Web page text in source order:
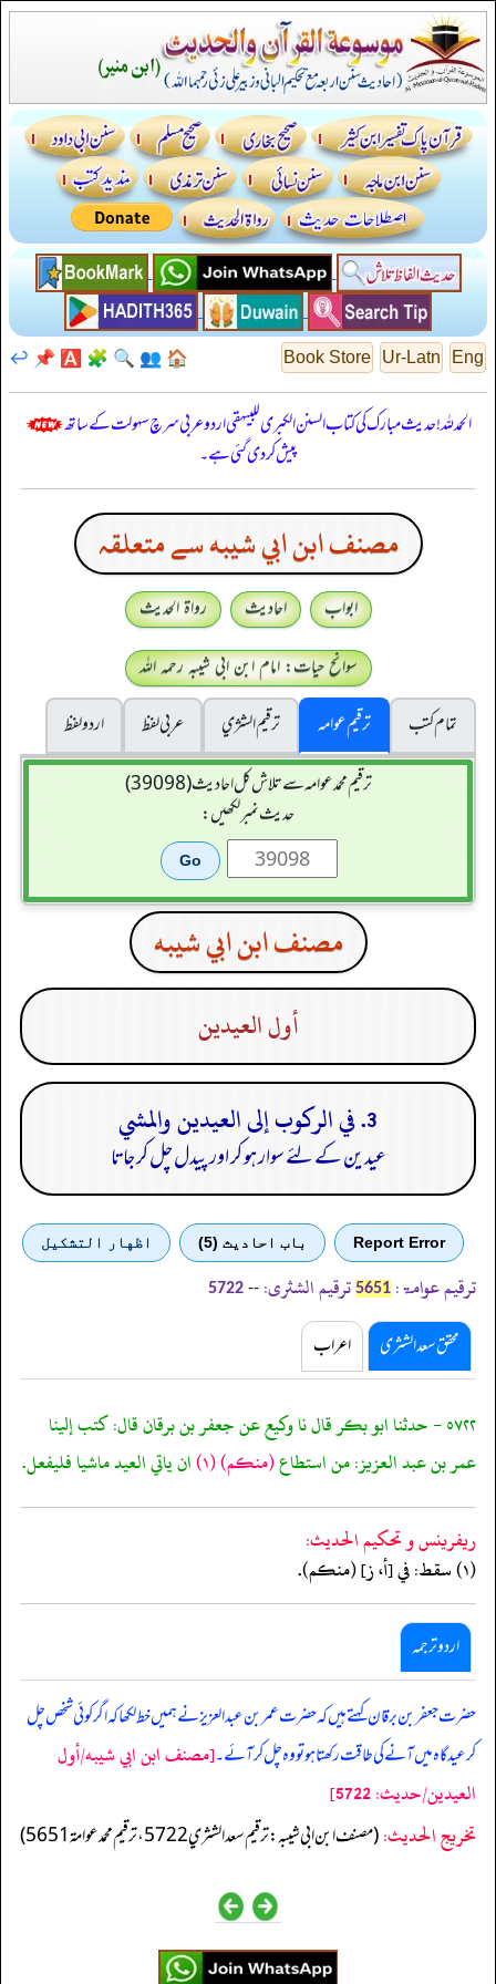
Eng
Ur-Latn
Book Store
🏠
👥
🔍
🧩
🅰️
📌
↩️
الحمدللہ! حدیث مبارک کی کتاب السنن الكبرى للبيهقي اردو عربی سرچ سہولت کے ساتھ
پیش کر دی گئی ہے۔
مصنف ابن ابي شيبه سے متعلقہ
ابواب احادیث
رواۃ الحدیث
سوانح حیات: امام ابن ابی شیبہ رحمہ اللہ
تمام کتب
ترقیم عوامہ ترقيم الشژي عربی لفظ
اردو لفظ
ترقیم محمدعوامہ سے تلاش کل احادیث (39098)
حدیث نمبر لکھیں:
مصنف ابن ابي شيبه
أول العيدين
3. في الركوب إلى العيدين والمشي
عیدین کے لئے سوار ہو کر اور پیدل چل کر جاتا
Report Error باب احادیث (5) اظهار التشكيل
ترقیم عوامۃ: 5651 ترقیم الشثری: --
5722
محقق سعد الشثری اعراب
٥٧٢٢ - حدثنا ابو بكر قال نا وكيع عن جعفر بن برقان قال: كتب إلينا
عمر بن عبد العزيز: من استطاع(منكم)(١) ان ياتي العيد ماشيا فليفعل.
ريفرينس و تحكيم الحدیث:
(١) سقط: في [أ، ز] (منكم).
اردو ترجمہ
حضرت جعفر بن برقان کہتے ہیں کہ حضرت عمر بن عبد العزیز نے ہمیں خط لکھا کہ اگر کوئی شخص چل
کر عید گاہ میں آنے کی طاقت رکھتا ہو تو وہ چل کر آئے۔[مصنف ابن ابي شيبه/أول
العيدين/حدیث: 5722]
تخریج الحدیث:(مصنف ابن ابي شيبه: ترقيم سعد الشثري 5722، ترقيم محمد عوامة 5651)